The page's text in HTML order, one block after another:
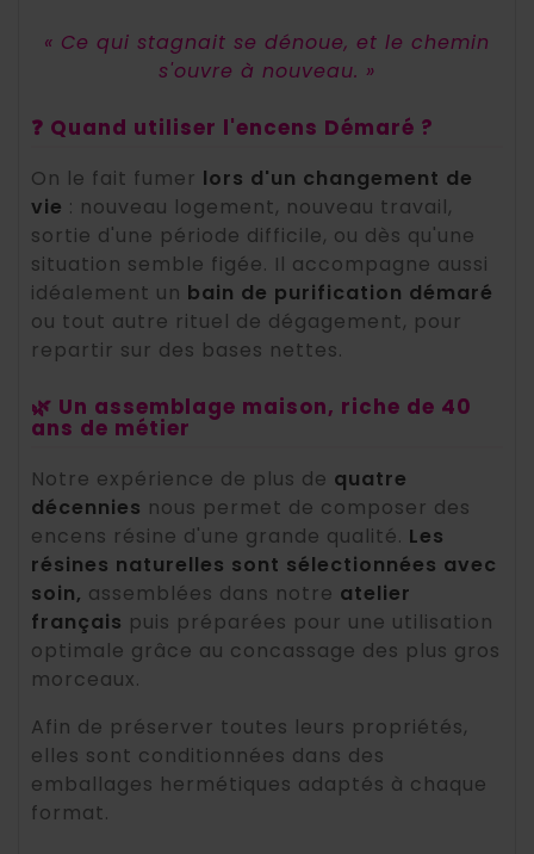
« Ce qui stagnait se dénoue, et le chemin
s'ouvre à nouveau. »
❓ Quand utiliser l'encens Démaré ?
On le fait fumer lors d'un changement de
vie : nouveau logement, nouveau travail,
sortie d'une période difficile, ou dès qu'une
situation semble figée. Il accompagne aussi
idéalement un bain de purification démaré
ou tout autre rituel de dégagement, pour
repartir sur des bases nettes.
🌿 Un assemblage maison, riche de 40
ans de métier
Notre expérience de plus de quatre
décennies nous permet de composer des
encens résine d'une grande qualité. Les
résines naturelles sont sélectionnées avec
soin, assemblées dans notre atelier
français puis préparées pour une utilisation
optimale grâce au concassage des plus gros
morceaux.
Afin de préserver toutes leurs propriétés,
elles sont conditionnées dans des
emballages hermétiques adaptés à chaque
format.